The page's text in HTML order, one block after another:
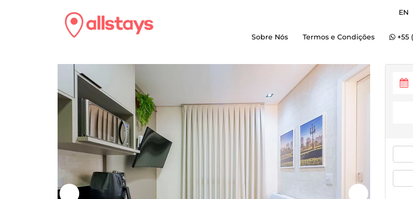
EN
Sobre Nós Termos e Condições +55